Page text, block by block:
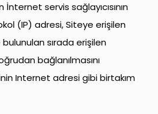
İnternet servis sağlayıcısının
(IP) adresi, Siteye erişilen
sırada erişilen
bağlanılmasını
Internet adresi gibi birtakım